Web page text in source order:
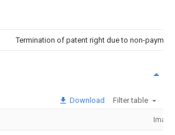
Termination of patent right due to non-
Download Filter table
Image